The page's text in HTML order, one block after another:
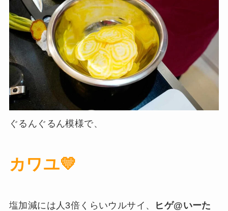
ぐるんぐるん模様で、
カワユ💛
塩加減には人3倍くらいウルサイ、
ヒゲ@いーた